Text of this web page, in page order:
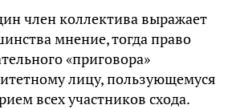
член коллектива выражает
мнение, тогда право
«приговора»
лицу, пользующемуся
всех участников схода.